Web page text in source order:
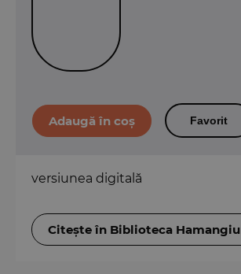
Favorit
versiunea digitală
Citește în Biblioteca Hamangiu